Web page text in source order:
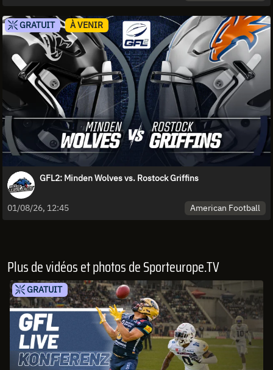
GRATUIT À VENIR
GFL2: Minden Wolves vs. Rostock Griffins
01/08/26, 12:45 American Football
Plus de vidéos et photos de Sporteurope.TV
GRATUIT